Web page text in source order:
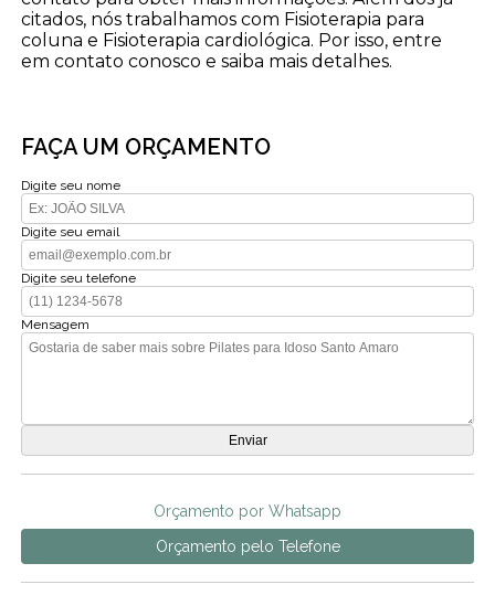
citados, nós trabalhamos com Fisioterapia para
coluna e Fisioterapia cardiológica. Por isso, entre
em contato conosco e saiba mais detalhes.
FAÇA UM ORÇAMENTO
Digite seu nome
Digite seu email
Digite seu telefone
Mensagem
Orçamento por Whatsapp
Orçamento pelo Telefone